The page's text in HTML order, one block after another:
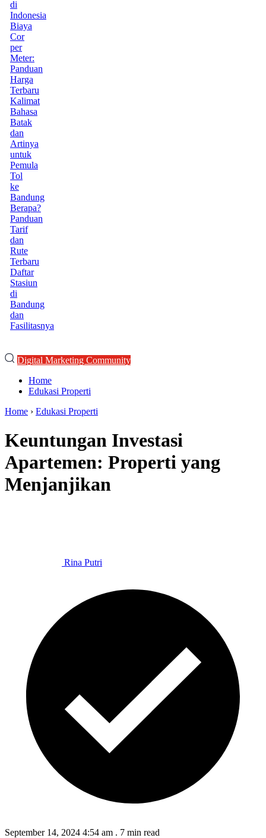
di
Indonesia
Biaya
Cor
per
Meter:
Panduan
Harga
Terbaru
Kalimat
Bahasa
Batak
dan
Artinya
untuk
Pemula
Tol
ke
Bandung
Berapa?
Panduan
Tarif
dan
Rute
Terbaru
Daftar
Stasiun
di
Bandung
dan
Fasilitasnya
Digital Marketing Community
Home
Edukasi Properti
Home › Edukasi Properti
Keuntungan Investasi
Apartemen: Properti yang
Menjanjikan
Rina Putri
September 14, 2024 4:54 am . 7 min read